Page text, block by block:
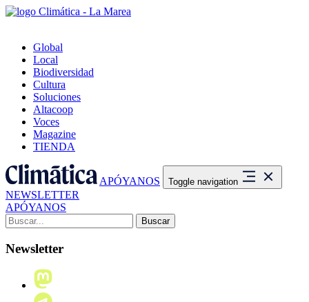
Global
Local
Biodiversidad
Cultura
Soluciones
Altacoop
Voces
Magazine
TIENDA
APÓYANOS Toggle navigation
NEWSLETTER
APÓYANOS
Buscar:
Newsletter